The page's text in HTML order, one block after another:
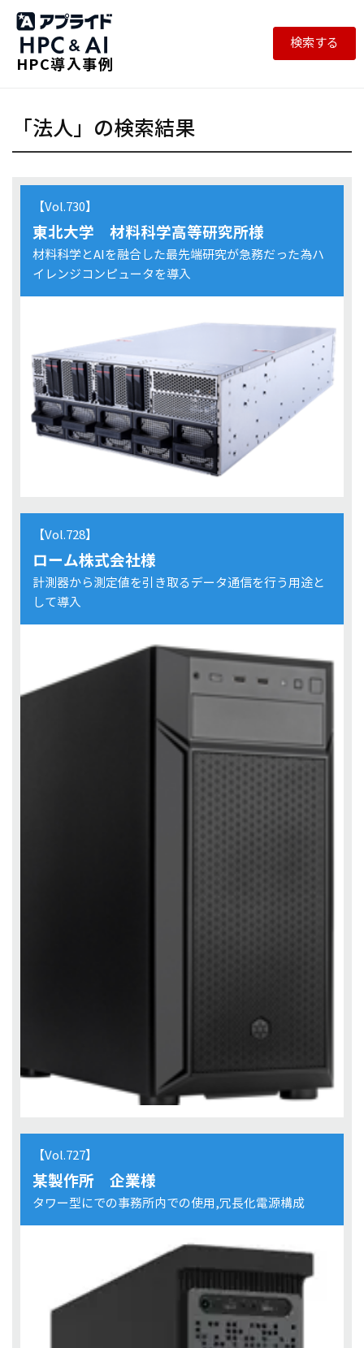
HPC導入事例
検索する
「法人」の検索結果
【Vol.730】
東北大学 材料科学高等研究所様
材料科学とAIを融合した最先端研究が急務だった為ハ
イレンジコンピュータを導入
【Vol.728】
ローム株式会社様
計測器から測定値を引き取るデータ通信を行う用途と
して導入
【Vol.727】
某製作所 企業様
タワー型にでの事務所内での使用,冗長化電源構成